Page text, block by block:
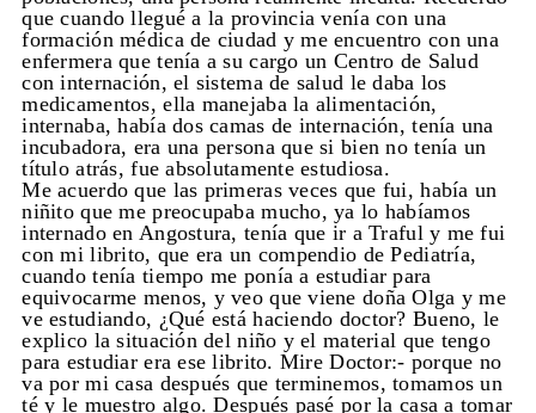
que cuando llegué a la provincia venía con una
formación médica de ciudad y me encuentro con una
enfermera que tenía a su cargo un Centro de Salud
con internación, el sistema de salud le daba los
medicamentos, ella manejaba la alimentación,
internaba, había dos camas de internación, tenía una
incubadora, era una persona que si bien no tenía un
título atrás, fue absolutamente estudiosa.
Me acuerdo que las primeras veces que fui, había un
niñito que me preocupaba mucho, ya lo habíamos
internado en Angostura, tenía que ir a Traful y me fui
con mi librito, que era un compendio de Pediatría,
cuando tenía tiempo me ponía a estudiar para
equivocarme menos, y veo que viene doña Olga y me
ve estudiando, ¿Qué está haciendo doctor? Bueno, le
explico la situación del niño y el material que tengo
para estudiar era ese librito. Mire Doctor:- porque no
va por mi casa después que terminemos, tomamos un
té y le muestro algo. Después pasé por la casa a tomar